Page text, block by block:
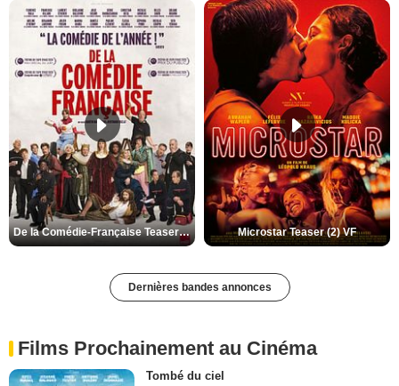
De la Comédie-Française Teaser (3) VF Microstar Teaser (2) VF
Dernières bandes annonces
Films Prochainement au Cinéma
Tombé du ciel